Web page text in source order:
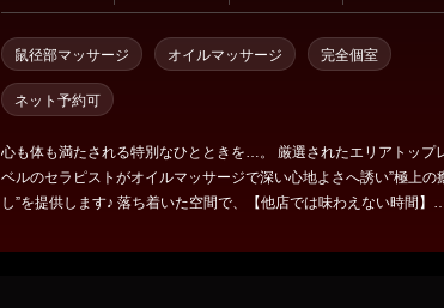
鼠径部マッサージ オイルマッサージ 完全個室
ネット予約可
心も体も満たされる特別なひとときを…。 厳選されたエリアトップ
ベルのセラピストがオイルマッサージで深い心地よさへ誘い”極上の
し”を提供します♪ 落ち着いた空間で、【他店では味わえない時間】を
セラピストが、肌に優しいオイルを使い、大切なお客様一人ひとり